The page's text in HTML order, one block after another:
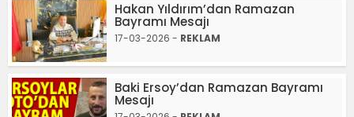
Hakan Yıldırım’dan Ramazan
Bayramı Mesajı
17-03-2026 - REKLAM
Baki Ersoy’dan Ramazan Bayramı
Mesajı